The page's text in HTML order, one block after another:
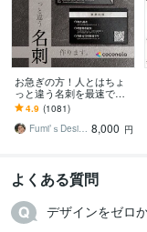
お急ぎの方！人とはちょ
っと違う名刺を最速で作
ります あなただけのオリ
ジナル名刺を！翌日まで
にデザイン作成します！
4.9 (1081)
Fumi’ｓDesign 8,000 円
よくある質問
デザインをゼロ